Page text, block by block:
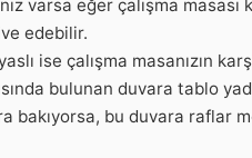
varsa eğer çalışma
edebilir.
ise çalışma masanızın
bulunan duvara tablo
bakıyorsa, bu duvara